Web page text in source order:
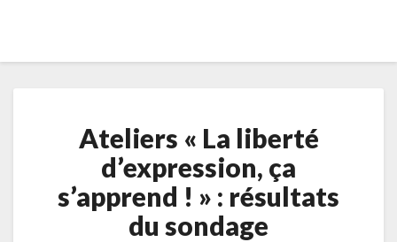
La
liberté
d’expression,
s’apprend
Ateliers « La liberté
d’expression, ça
s’apprend ! » : résultats
du sondage